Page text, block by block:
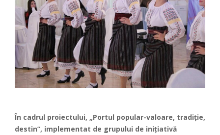
În cadrul proiectului, „Portul popular-valoare, tradiție,
destin”, implementat de grupului de inițiativă